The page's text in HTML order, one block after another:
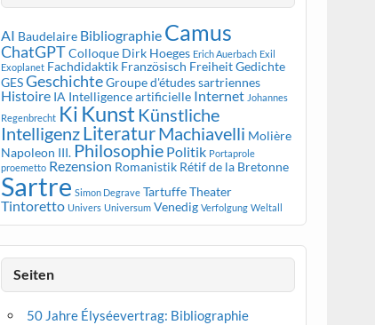
AI Baudelaire Bibliographie Camus
ChatGPTColloque Dirk Hoeges Erich Auerbach Exil
Exoplanet Fachdidaktik Französisch FreiheitGedichte
GESGeschichteGroupe d'études sartriennes
Histoire IA Intelligence artificielle Internet Johannes
Regenbrecht Ki Kunst Künstliche
IntelligenzLiteraturMachiavelli Molière
Napoleon III. Philosophie Politik Portaprole
proemetto Rezension Romanistik Rétif de la Bretonne
Sartre Simon Degrave TartuffeTheater
Tintoretto Univers Universum Venedig Verfolgung Weltall
Seiten
50 Jahre Élyséevertrag: Bibliographie